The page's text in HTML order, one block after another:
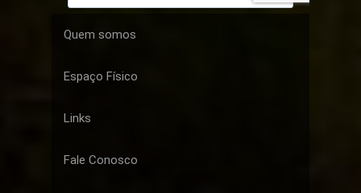
Quem somos
Espaço Físico
Links
Fale Conosco